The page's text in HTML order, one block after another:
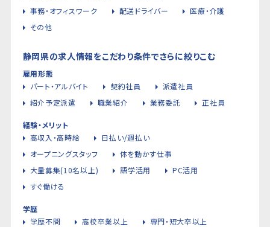
事務・オフィスワーク
配送ドライバー
医療・介護
その他
静岡県の求人情報をこだわり条件でさらに絞りこむ
雇用形態
パート・アルバイト
契約社員
派遣社員
紹介予定派遣
職業紹介 業務委託 正社員
経験・メリット
高収入・高時給
日払い/週払い
オープニングスタッフ
体を動かす仕事
大量募集(10名以上)
語学活用
PC活用
すぐ働ける
学歴
学歴不問
高校卒業以上
専門・短大卒以上